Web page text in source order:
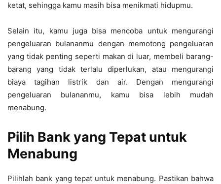
ketat, sehingga kamu masih bisa menikmati hidupmu.
Selain itu, kamu juga bisa mencoba untuk mengurangi
pengeluaran bulananmu dengan memotong pengeluaran
yang tidak penting seperti makan di luar, membeli barang-
barang yang tidak terlalu diperlukan, atau mengurangi
biaya tagihan listrik dan air. Dengan mengurangi
pengeluaran bulananmu, kamu bisa lebih mudah
menabung.
Pilih Bank yang Tepat untuk
Menabung
Pilihlah bank yang tepat untuk menabung. Pastikan bahwa